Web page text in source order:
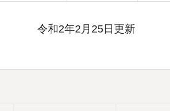
令和2年2月25日更新